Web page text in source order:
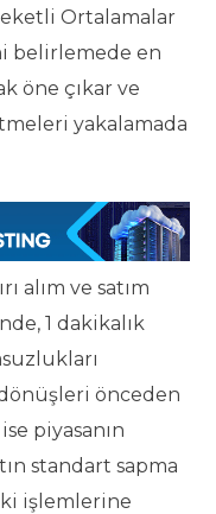
Ortalamalar
belirlemede en
öne çıkar ve
yakalamada
alım ve satım
1 dakikalık
önceden
piyasanın
standart sapma
işlemlerine